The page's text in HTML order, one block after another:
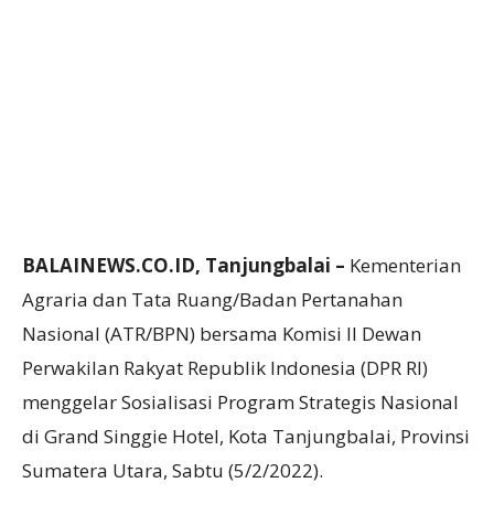
BALAINEWS.CO.ID, Tanjungbalai – Kementerian
Agraria dan Tata Ruang/Badan Pertanahan
Nasional (ATR/BPN) bersama Komisi II Dewan
Perwakilan Rakyat Republik Indonesia (DPR RI)
menggelar Sosialisasi Program Strategis Nasional
di Grand Singgie Hotel, Kota Tanjungbalai, Provinsi
Sumatera Utara, Sabtu (5/2/2022).